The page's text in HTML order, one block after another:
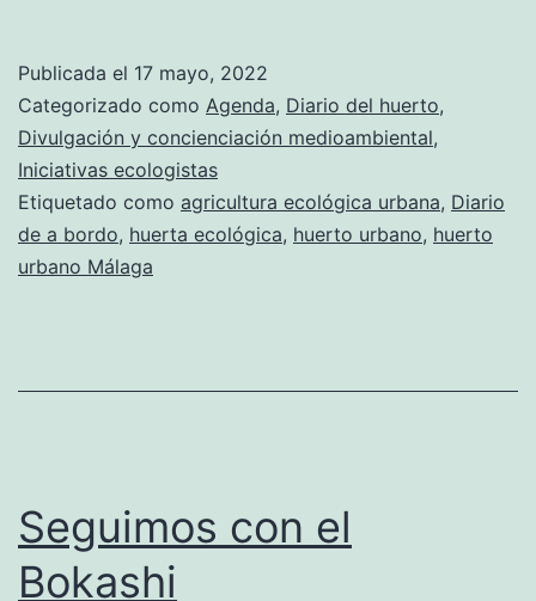
los
premios
«Málaga
Viva»
Publicada el 17 mayo, 2022
Categorizado como Agenda, Diario del huerto,
Divulgación y concienciación medioambiental,
Iniciativas ecologistas
Etiquetado como agricultura ecológica urbana, Diario
de a bordo, huerta ecológica, huerto urbano, huerto
urbano Málaga
Seguimos con el
Bokashi